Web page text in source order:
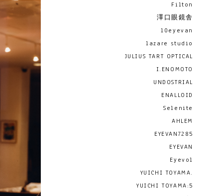
Filton
澤口眼鏡舎
10eyevan
lazare studio
JULIUS TART OPTICAL
I.ENOMOTO
UNDOSTRIAL
ENALLOID
Selenite
AHLEM
EYEVAN7285
EYEVAN
Eyevol
YUICHI TOYAMA.
YUICHI TOYAMA:5